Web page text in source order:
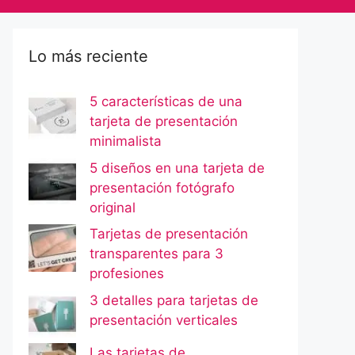
Lo más reciente
5 características de una
tarjeta de presentación
minimalista
5 diseños en una tarjeta de
presentación fotógrafo
original
Tarjetas de presentación
transparentes para 3
profesiones
3 detalles para tarjetas de
presentación verticales